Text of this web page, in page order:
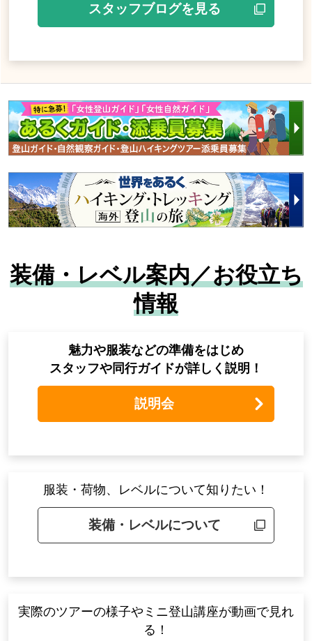
スタッフブログを見る
装備・レベル案内／お役立ち
情報
魅力や服装などの準備をはじめ
スタッフや同行ガイドが詳しく説明！
説明会
服装・荷物、レベルについて知りたい！
装備・レベルについて
実際のツアーの様子やミニ登山講座が動画で見れ
る！